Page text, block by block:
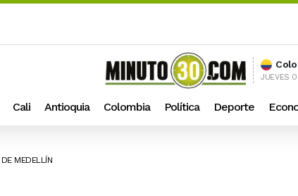
JUEVES
Cali Antioquia Colombia Política Deporte
MEDELLÍN